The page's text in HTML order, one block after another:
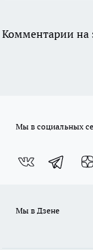
Комментарии на
Мы в социальных
Мы в Дзене